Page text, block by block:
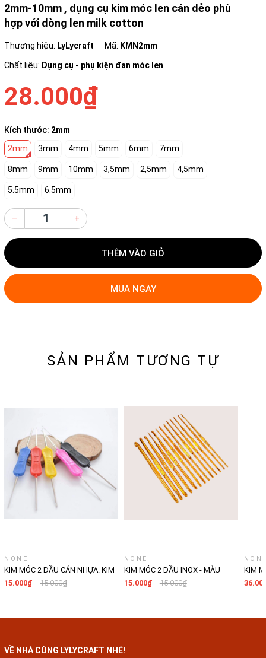
2mm-10mm , dụng cụ kim móc len cán dẻo phù
hợp với dòng len milk cotton
Thương hiệu: LyLycraft Mã: KMN2mm
Chất liệu: Dụng cụ - phụ kiện đan móc len
28.000₫
Kích thước: 2mm
2mm
3mm 4mm 5mm 6mm 7mm
8mm 9mm 10mm 3,5mm 2,5mm 4,5mm
5.5mm 6.5mm
– +
THÊM VÀO GIỎ
MUA NGAY
SẢN PHẨM TƯƠNG TỰ
NONE
KIM MÓC 2 ĐẦU CÁN NHỰA. KIM
MÓC LEN 2 ĐẦU CÁN NHỰA
15.000₫ 15.000₫
NONE
KIM MÓC 2 ĐẦU INOX - MÀU
VÀNG. KIM MÓC LEN 2 ĐẦU CHO
15.000₫ 15.000₫
KIM
VỀ NHÀ CÙNG LYLYCRAFT NHÉ!